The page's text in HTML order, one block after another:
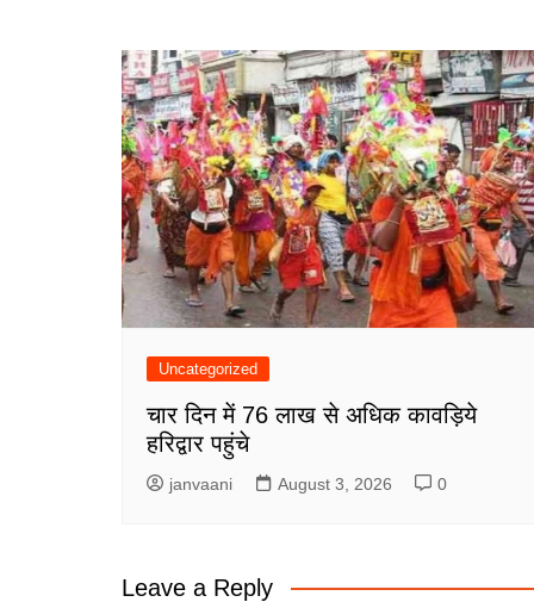
Uncategorized
चार दिन में 76 लाख से अधिक कावड़िये
हरिद्वार पहुंचे
janvaani August 3, 2026 0
Leave a Reply